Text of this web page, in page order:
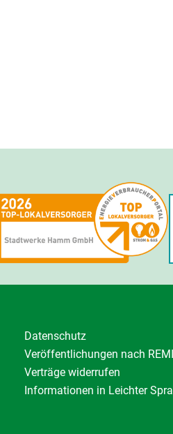
Datenschutz
Veröffentlichungen nach
Verträge widerrufen
Informationen in Leichter